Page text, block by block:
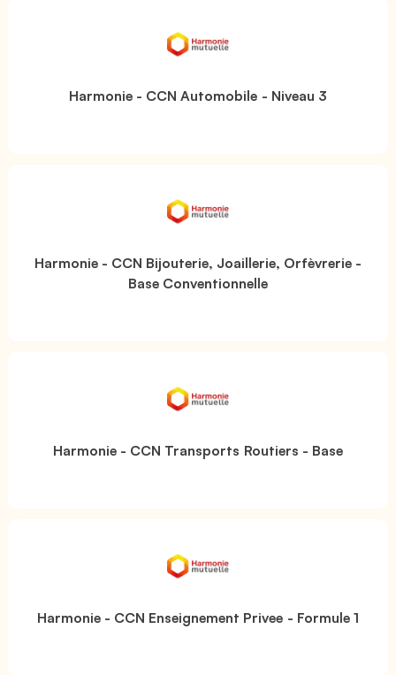
Harmonie - CCN Automobile - Niveau 3
Harmonie - CCN Bijouterie, Joaillerie, Orfèvrerie -
Base Conventionnelle
Harmonie - CCN Transports Routiers - Base
Harmonie - CCN Enseignement Privee - Formule 1